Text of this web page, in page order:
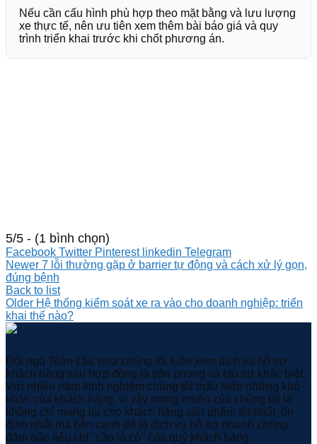
Nếu cần cấu hình phù hợp theo mặt bằng và lưu lượng
xe thực tế, nên ưu tiên xem thêm bài báo giá và quy
trình triển khai trước khi chốt phương án.
5/5 - (1 bình chọn)
Facebook Twitter Pinterest linkedin Telegram
Newer 7 lỗi thường gặp ở barrier tự động và cách xử lý gọn,
đúng bệnh
Back to list
Older Hệ thống kiểm soát xe ra vào cho doanh nghiệp: triển
khai thế nào?
Đội ngũ Toàn cầu vina chúng tôi luôn xem dịch vụ hỗ trợ
khách hàng sau hợp đồng là tiên phong và tạo sự khác biệt.
Với nhiều năm kinh nghiệm chúng tôi thấu hiểu những khó
khăn của khách hàng, vì vậy mong muốn của chúng tôi là
không chỉ mang lại cho khách hàng sản phẩm tốt nhất, ổn
định nhất mà bên cạnh đó là dịch vụ hỗ trợ nhanh chóng,
đảm bảo tiêu chí "cần là có" của quý khách hàng.